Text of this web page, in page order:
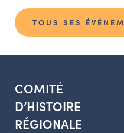
TOUS SES
COMITÉ
D’HISTOIRE
RÉGIONALE